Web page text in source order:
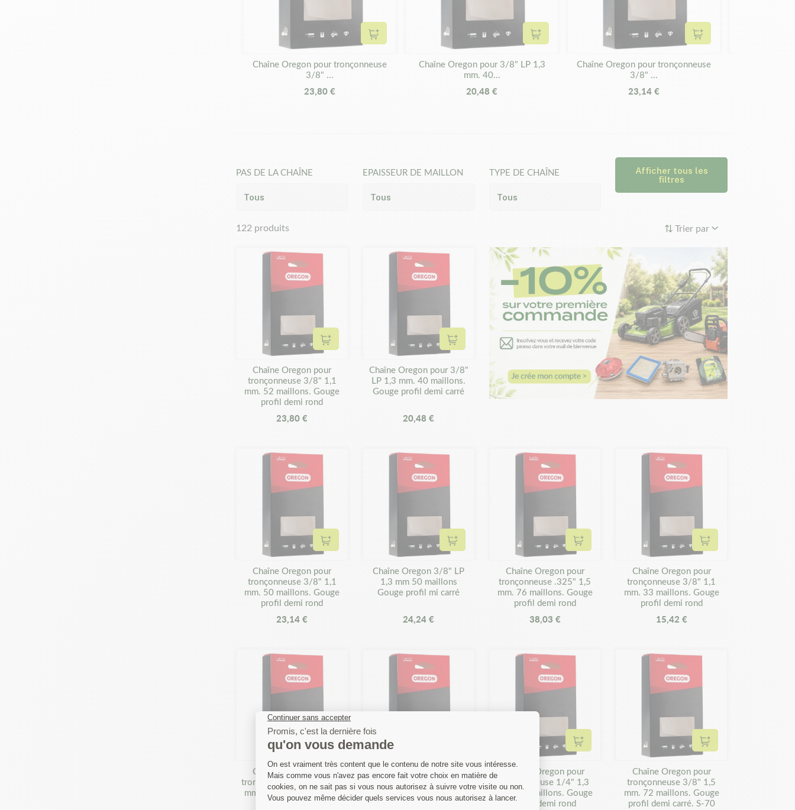
Ajouter au panier
Chaîne Oregon pour tronçonneuse
3/8" ...
23,80 €
Ajouter au panier
Chaîne Oregon pour 3/8" LP 1,3
mm. 40...
20,48 €
Ajouter au panier
Chaîne Oregon pour tronçonneuse
3/8" ...
23,14 €
PAS DE LA CHAÎNE EPAISSEUR DE MAILLON TYPE DE CHAÎNE
Afficher tous les
filtres
122 produits Trier par
Ajouter au panier
Chaîne Oregon pour
tronçonneuse 3/8" 1,1
mm. 52 maillons. Gouge
profil demi rond
23,80 €
Ajouter au panier
Chaîne Oregon pour 3/8"
LP 1,3 mm. 40 maillons.
Gouge profil demi carré
20,48 €
Ajouter au panier
Chaîne Oregon pour
tronçonneuse 3/8" 1,1
mm. 50 maillons. Gouge
profil demi rond
23,14 €
Ajouter au panier
Chaîne Oregon 3/8" LP
1,3 mm 50 maillons
Gouge profil mi carré
24,24 €
Ajouter au panier
Chaîne Oregon pour
tronçonneuse .325" 1,5
mm. 76 maillons. Gouge
profil demi rond
38,03 €
Ajouter au panier
Chaîne Oregon pour
tronçonneuse 3/8" 1,1
mm. 33 maillons. Gouge
profil demi rond
15,42 €
Chaîne Oregon pour
tronçonneuse 3/8" LP 1,3
mm. 55 maillons. Gouge
profil demi carré
Chaîne Oregon pour
tronçonneuse .325" 1,5
mm. 72 maillons. Gouge
profil demi rond
Ajouter au panier
Chaîne Oregon pour
tronçonneuse 1/4" 1,3
mm. 58 maillons. Gouge
profil demi rond
Ajouter au panier
Chaîne Oregon pour
tronçonneuse 3/8" 1,5
mm. 72 maillons. Gouge
profil demi carré. S-70